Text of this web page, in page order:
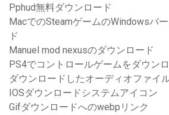
Pphud無料ダウンロード
MacでのSteamゲームのWindowsバ
ド
Manuel mod nexusのダウンロード
PS4でコントロールゲームをダウン
ダウンロードしたオーディオファイ
IOSダウンロードシステムアイコン
Gifダウンロードへのwebpリンク